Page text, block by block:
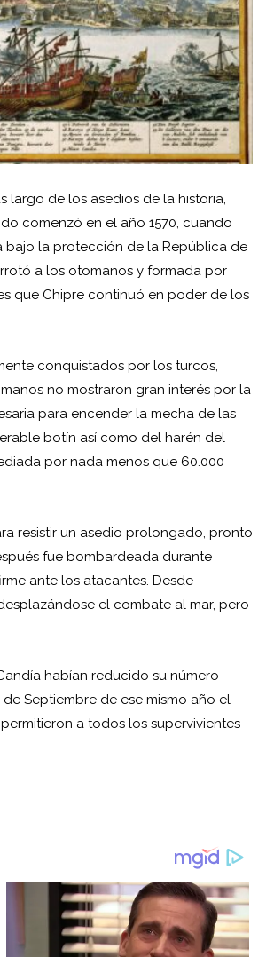
largo de los asedios de la historia,
comenzó en el año 1570, cuando
bajo la protección de la República de
a los otomanos y formada por
que Chipre continuó en poder de los
conquistados por los turcos,
no mostraron gran interés por la
para encender la mecha de las
botín así como del harén del
por nada menos que 60.000
resistir un asedio prolongado, pronto
fue bombardeada durante
ante los atacantes. Desde
el combate al mar, pero
habían reducido su número
Septiembre de ese mismo año el
a todos los supervivientes